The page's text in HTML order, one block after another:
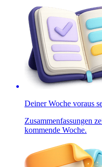
Deiner Woche voraus
Zusammenfassungen
kommende Woche.